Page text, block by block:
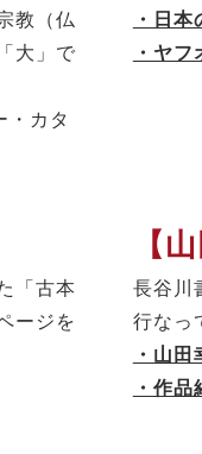
教（仏
大」で
・カタ
・日
・ヤ
「古本
ージを
【
長谷川
行なっ
・山
・作